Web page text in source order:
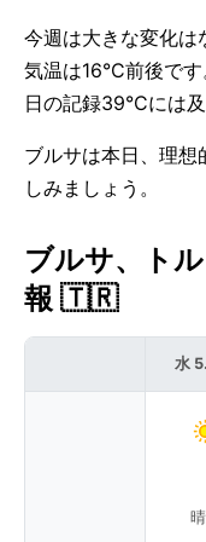
今週は大きな変化
気温は16°C前後で
日の記録39°Cには及
ブルサは本日、理
しみましょう。
ブルサ、ト
報 🇹🇷
水